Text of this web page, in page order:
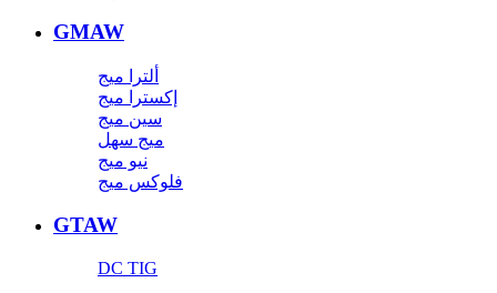
GMAW
ألترا ميج
إكسترا ميج
سين ميج
ميج سهل
نيو ميج
فلوكس ميج
GTAW
DC TIG